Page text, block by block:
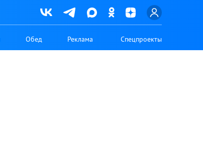
Обед Реклама Спецпроекты